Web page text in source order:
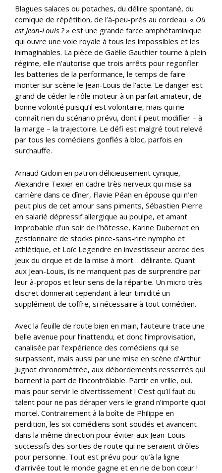
Blagues salaces ou potaches, du délire spontané, du
comique de répétition, de l’à-peu-près au cordeau. « Où
est Jean-Louis ?» est une grande farce amphétaminique
qui ouvre une voie royale à tous les impossibles et les
inimaginables. La pièce de Gaëlle Gauthier tourne à plein
régime, elle n’autorise que trois arrêts pour regonfler
les batteries de la performance, le temps de faire
monter sur scène le Jean-Louis de l’acte. Le danger est
grand de céder le rôle moteur à un parfait amateur, de
bonne volonté puisqu’il est volontaire, mais qui ne
connaît rien du scénario prévu, dont il peut modifier – à
la marge – la trajectoire. Le défi est malgré tout relevé
par tous les comédiens gonflés à bloc, parfois en
surchauffe.
Arnaud Gidoin en patron délicieusement cynique,
Alexandre Texier en cadre très nerveux qui mise sa
carrière dans ce dîner, Flavie Péan en épouse qui n’en
peut plus de cet amour sans piments, Sébastien Pierre
en salarié dépressif allergique au poulpe, et amant
improbable d’un soir de l’hôtesse, Karine Dubernet en
gestionnaire de stocks pince-sans-rire nympho et
athlétique, et Loïc Legendre en investisseur accroc des
jeux du cirque et de la mise à mort… délirante. Quant
aux Jean-Louis, ils ne manquent pas de surprendre par
leur à-propos et leur sens de la répartie. Un micro très
discret donnerait cependant à leur timidité un
supplément de coffre, si nécessaire à tout comédien.
Avec la feuille de route bien en main, l’auteure trace une
belle avenue pour l’inattendu, et donc l’improvisation,
canalisée par l’expérience des comédiens qui se
surpassent, mais aussi par une mise en scène d’Arthur
Jugnot chronométrée, aux débordements resserrés qui
bornent la part de l’incontrôlable. Partir en vrille, oui,
mais pour servir le divertissement ! C’est qu’il faut du
talent pour ne pas déraper vers le grand n’importe quoi
mortel. Contrairement à la boîte de Philippe en
perdition, les six comédiens sont soudés et avancent
dans la même direction pour éviter aux Jean-Louis
successifs des sorties de route qui ne seraient drôles
pour personne. Tout est prévu pour qu’à la ligne
d’arrivée tout le monde gagne et en rie de bon cœur !